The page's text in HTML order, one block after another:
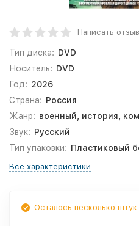
Написать отзыв
Тип диска: DVD
Носитель: DVD
Год: 2026
Страна: Россия
Жанр: военный, история,
Звук: Русский
Тип упаковки: Пластиковый
Все характеристики
Осталось несколько штук